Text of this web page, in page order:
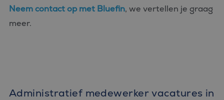
Neem contact op met Bluefin, we vertellen je graag
meer.
Administratief medewerker vacatures in